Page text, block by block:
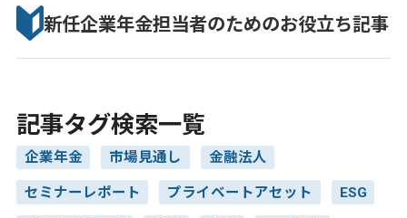
新任企業年金担当者のためのお役立ち記事
記事タグ検索一覧
企業年金 市場見通し 金融法人
セミナーレポート プライベートアセット ESG